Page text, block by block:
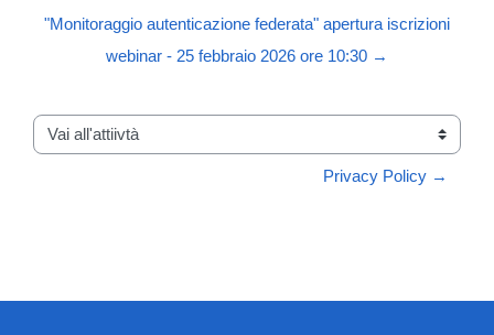
"Monitoraggio autenticazione federata" apertura iscrizioni
webinar - 25 febbraio 2026 ore 10:30 →
Vai all'attiivtà
Privacy Policy →